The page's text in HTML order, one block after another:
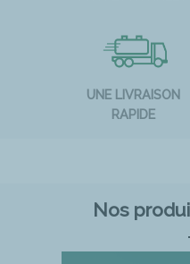
UNE LIVRAISON
RAPIDE
Nos